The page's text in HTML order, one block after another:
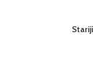
Stariji